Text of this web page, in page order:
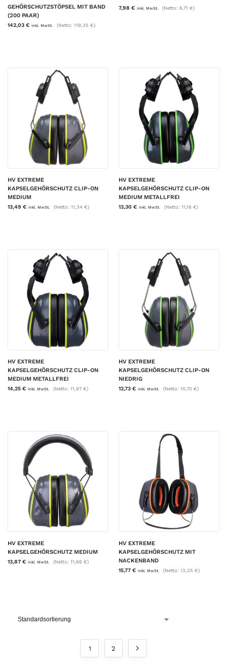
GEHÖRSCHUTZSTÖPSEL MIT BAND
(200 PAAR)
142,03 € inkl. MwSt. (Netto: 119,35 €)
7,98 € inkl. MwSt. (Netto: 6,71 €)
HV EXTREME
KAPSELGEHÖRSCHUTZ CLIP-ON
MEDIUM
13,49 € inkl. MwSt. (Netto: 11,34 €)
HV EXTREME
KAPSELGEHÖRSCHUTZ CLIP-ON
MEDIUM METALLFREI
13,30 € inkl. MwSt. (Netto: 11,18 €)
HV EXTREME
KAPSELGEHÖRSCHUTZ CLIP-ON
MEDIUM METALLFREI
14,25 € inkl. MwSt. (Netto: 11,97 €)
HV EXTREME
KAPSELGEHÖRSCHUTZ CLIP-ON
NIEDRIG
12,73 € inkl. MwSt. (Netto: 10,70 €)
HV EXTREME
KAPSELGEHÖRSCHUTZ MEDIUM
13,87 € inkl. MwSt. (Netto: 11,66 €)
HV EXTREME
KAPSELGEHÖRSCHUTZ MIT
NACKENBAND
15,77 € inkl. MwSt. (Netto: 13,25 €)
1 2